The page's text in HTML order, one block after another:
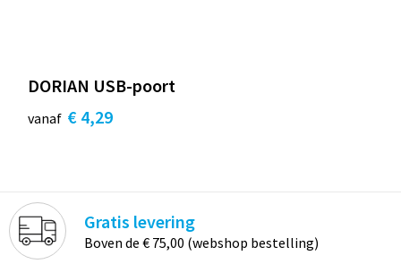
DORIAN USB-poort
vanaf € 4,29
Gratis levering
Boven de € 75,00 (webshop bestelling)